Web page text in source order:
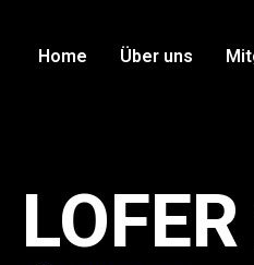
Home Über uns